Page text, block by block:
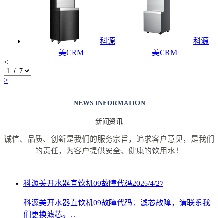
科源
美CRM
科源
美CRM
<
>
NEWS INFORMATION
新闻资讯
诚信、品质、创新是我们的服务宗旨，追求客户意见，是我们
的责任， 为客户提供安全、健康的饮用水！
科源美开水器直饮机09故障代码2026/4/27
科源美开水器直饮机09故障代码：滤芯故障，请联系我
们更换滤芯。...